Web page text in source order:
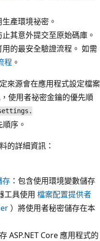
產環境祕密。
其意外提交至原始碼庫。
的最安全驗證流程。 如需
程 。
來源會在應用程式設定檔案
使用者祕密金鑰的優先順
序。
的詳細資訊：
存 ：包含使用環境變數儲存
工具使用 檔案配置提供者
）將使用者秘密儲存在本
ASP.NET Core 應用程式的